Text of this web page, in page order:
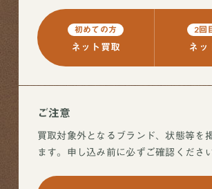
初めての方
ネット買取
2回
ネッ
ご注意
買取対象外となるブランド、状態等を
ます。申し込み前に必ずご確認ください